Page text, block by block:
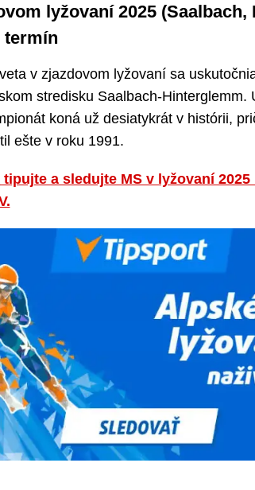
lyžovaní 2025 (Saalbach,
termín
v zjazdovom lyžovaní sa
stredisku Saalbach-Hinterglemm.
koná už desiatykrát v histórii,
ešte v roku 1991.
a sledujte MS v lyžovaní 2025